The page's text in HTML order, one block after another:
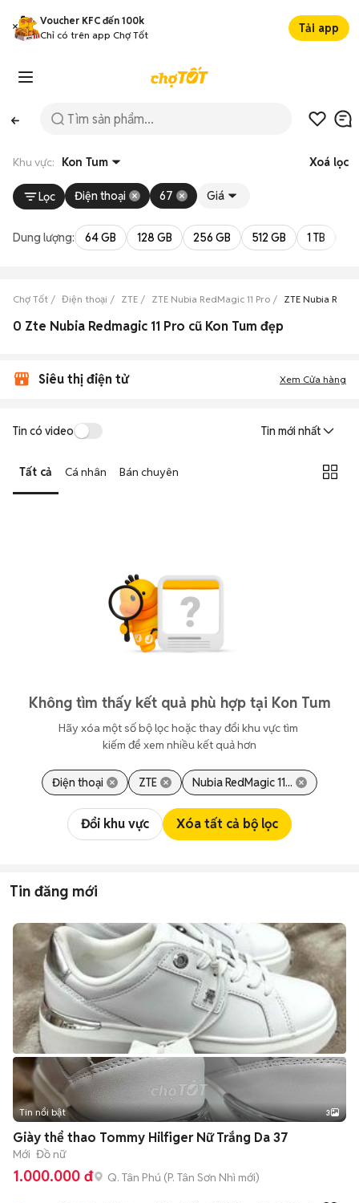
Voucher KFC đến 100k
Chỉ có trên app Chợ Tốt
Tải app
Khu vực: Kon Tum Xoá lọc
Lọc Điện thoại 67 Giá
Dung lượng: 64 GB 128 GB 256 GB 512 GB 1 TB
Chợ Tốt Điện thoại ZTE ZTE Nubia RedMagic 11 Pro ZTE Nubia
0 Zte Nubia Redmagic 11 Pro cũ Kon Tum đẹp
Siêu thị điện tử Xem Cửa hàng
Tin có video Tin mới nhất
Tất cả Cá nhân Bán chuyên
Không tìm thấy kết quả phù hợp tại Kon Tum
Hãy xóa một số bộ lọc hoặc thay đổi khu vực tìm
kiếm để xem nhiều kết quả hơn
Điện thoại ZTE Nubia RedMagic 11...
Đổi khu vực Xóa tất cả bộ lọc
Tin đăng mới
Tin nổi bật 3
Giày thể thao Tommy Hilfiger Nữ Trắng Da 37
Mới Đồ nữ
1.000.000 đ Q. Tân Phú (P. Tân Sơn Nhì mới)